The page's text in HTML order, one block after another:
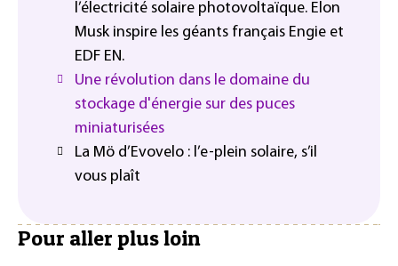
l’électricité solaire photovoltaïque. Elon
Musk inspire les géants français Engie et
EDF EN.
Une révolution dans le domaine du
stockage d'énergie sur des puces
miniaturisées
La Mö d’Evovelo : l’e-plein solaire, s’il
vous plaît
Pour aller plus loin